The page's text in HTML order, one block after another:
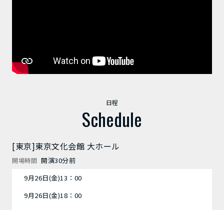
日程
Schedule
[東京]東京文化会館 大ホール
開場時間 開演30分前
9月26日(金)13：00
9月26日(金)18：00